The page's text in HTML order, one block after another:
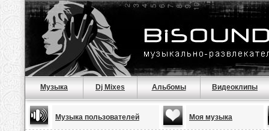
Музыка Dj Mixes Альбомы Видеоклипы
Музыка пользователей Моя музыка